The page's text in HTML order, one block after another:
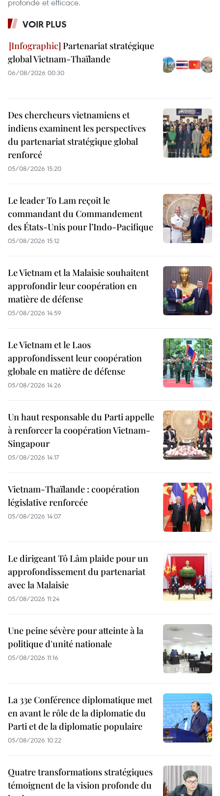
profonde et efficace.
VOIR PLUS
Partenariat stratégique
global Vietnam-Thaïlande
06/08/2026 00:30
Des chercheurs vietnamiens et
indiens examinent les perspectives
du partenariat stratégique global
renforcé
05/08/2026 15:20
Le leader To Lam reçoit le
commandant du Commandement
des États-Unis pour l’Indo-Pacifique
05/08/2026 15:12
Le Vietnam et la Malaisie souhaitent
approfondir leur coopération en
matière de défense
05/08/2026 14:59
Le Vietnam et le Laos
approfondissent leur coopération
globale en matière de défense
05/08/2026 14:26
Un haut responsable du Parti appelle
à renforcer la coopération Vietnam-
Singapour
05/08/2026 14:17
Vietnam-Thaïlande : coopération
législative renforcée
05/08/2026 14:07
Le dirigeant Tô Lâm plaide pour un
approfondissement du partenariat
avec la Malaisie
05/08/2026 11:24
Une peine sévère pour atteinte à la
politique d'unité nationale
05/08/2026 11:16
La 33e Conférence diplomatique met
en avant le rôle de la diplomatie du
Parti et de la diplomatie populaire
05/08/2026 10:22
Quatre transformations stratégiques
témoignent de la vision profonde du